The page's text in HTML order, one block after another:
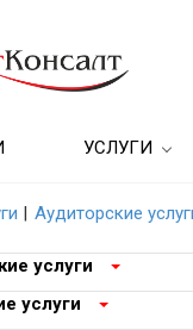
УСЛУГИ
| Аудиторские
услуги
услуги